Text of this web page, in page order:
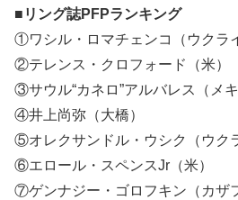
■リング誌PFPランキング
①ワシル・ロマチェンコ（ウクラ
②テレンス・クロフォード（米）
③サウル“カネロ”アルバレス（メキ
④井上尚弥（大橋）
⑤オレクサンドル・ウシク（ウク
⑥エロール・スペンスJr（米）
⑦ゲンナジー・ゴロフキン（カザ